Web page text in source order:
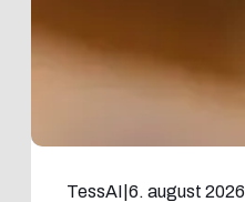
TessAI 6. august 2026